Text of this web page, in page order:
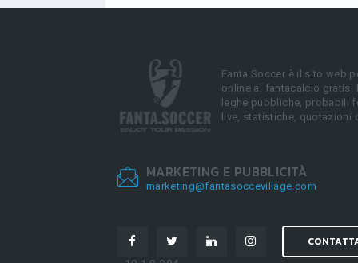
Fanta.Soccer è il sito web
online al fantacalcio gratis.
leghe pubbliche, probabili
live, statistiche, quotazioni
MARKETING E PUBBLICITÀ
marketing@fantasoccevillage.com